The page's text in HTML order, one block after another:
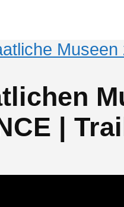
Museen
|